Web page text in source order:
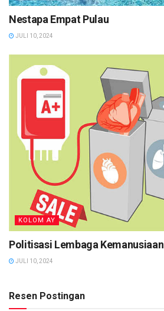
Nestapa Empat Pulau
JULI 10, 2024
KOLOM AY
Politisasi Lembaga Kemanusiaan
JULI 10, 2024
Resen Postingan